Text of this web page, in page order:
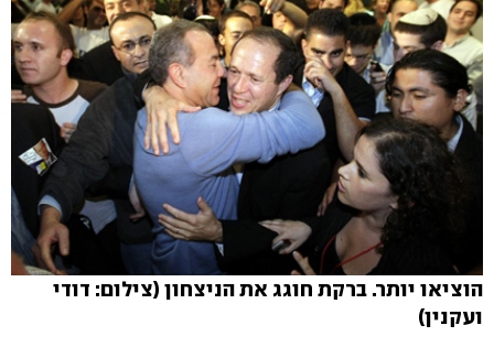
הוציאו יותר. ברקת חוגג את הניצחון (צילום: דודי
ועקנין)